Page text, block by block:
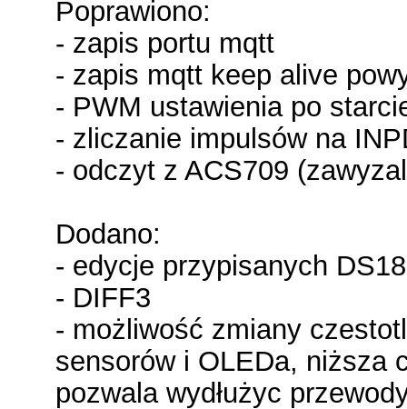
Poprawiono:
- zapis portu mqtt
- zapis mqtt keep alive
- PWM ustawienia po
- zliczanie impulsów na
- odczyt z ACS709
Dodano:
- edycje przypisanych
- DIFF3
- możliwość zmiany
sensorów i OLEDa, niższa
pozwala wydłużyc